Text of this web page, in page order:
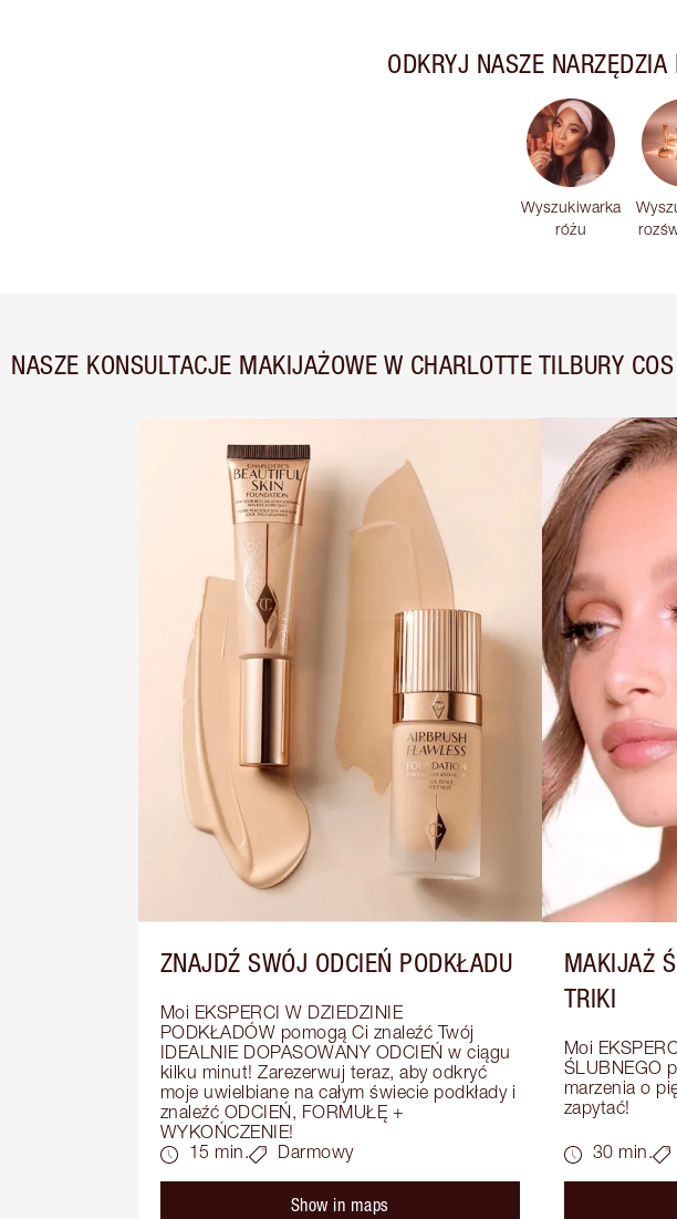
ODKRYJ NASZE
Wyszukiwarka
różu
NASZE KONSULTACJE MAKIJAŻOWE W CHARLOTTE TILBURY
ZNAJDŹ SWÓJ ODCIEŃ PODKŁADU
Moi EKSPERCI W DZIEDZINIE
PODKŁADÓW pomogą Ci znaleźć Twój
IDEALNIE DOPASOWANY ODCIEŃ w ciągu
kilku minut! Zarezerwuj teraz, aby odkryć
moje uwielbiane na całym świecie podkłady i
znaleźć ODCIEŃ, FORMUŁĘ +
WYKOŃCZENIE!
15 min.
Darmowy
Show in maps
MAKIJAŻ
TRIKI
Moi
ŚLUBNEGO
marzenia o
zapytać!
30 min.